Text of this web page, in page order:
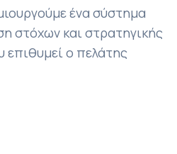
ένα σύστημα
στόχων και στρατηγικής
επιθυμεί ο πελάτης